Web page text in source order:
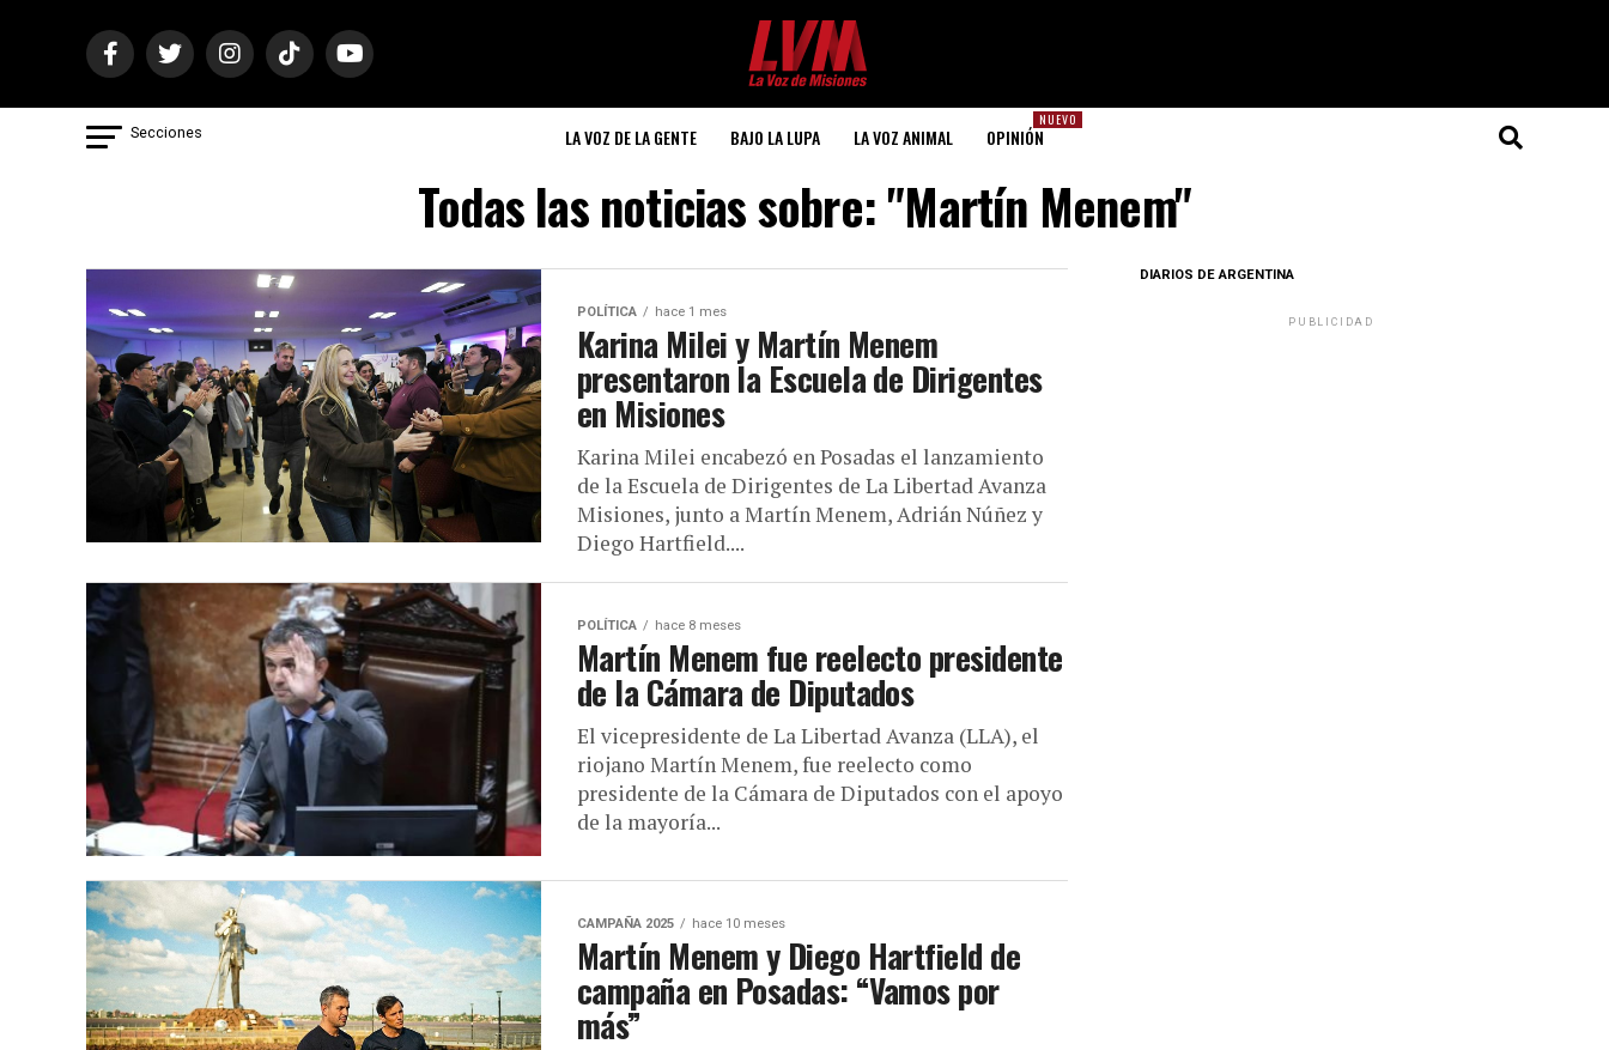
Secciones LA VOZ DE LA GENTE BAJO LA LUPA LA VOZ ANIMAL
NUEVO
OPINIÓN
Todas las noticias sobre: "Martín Menem"
POLÍTICA hace 1 mes
Karina Milei y Martín Menem
presentaron la Escuela de Dirigentes
en Misiones
Karina Milei encabezó en Posadas el lanzamiento
de la Escuela de Dirigentes de La Libertad Avanza
Misiones, junto a Martín Menem, Adrián Núñez y
Diego Hartfield....
POLÍTICA hace 8 meses
Martín Menem fue reelecto presidente
de la Cámara de Diputados
El vicepresidente de La Libertad Avanza (LLA), el
riojano Martín Menem, fue reelecto como
presidente de la Cámara de Diputados con el apoyo
de la mayoría...
CAMPAÑA 2025 hace 10 meses
Martín Menem y Diego Hartfield de
campaña en Posadas: “Vamos por
más”
DIARIOS DE ARGENTINA
PUBLICIDAD